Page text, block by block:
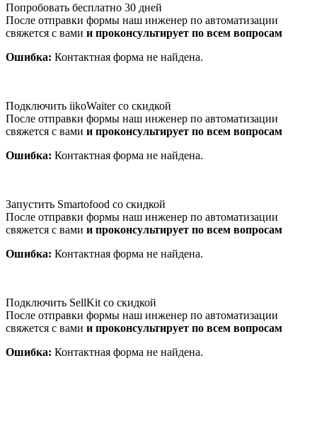
Попробовать бесплатно 30 дней
После отправки формы наш инженер по автоматизации
свяжется с вами и проконсультирует по всем вопросам
Ошибка: Контактная форма не найдена.
Подключить iikoWaiter со скидкой
После отправки формы наш инженер по автоматизации
свяжется с вами и проконсультирует по всем вопросам
Ошибка: Контактная форма не найдена.
Запустить Smartofood со скидкой
После отправки формы наш инженер по автоматизации
свяжется с вами и проконсультирует по всем вопросам
Ошибка: Контактная форма не найдена.
Подключить SellKit со скидкой
После отправки формы наш инженер по автоматизации
свяжется с вами и проконсультирует по всем вопросам
Ошибка: Контактная форма не найдена.